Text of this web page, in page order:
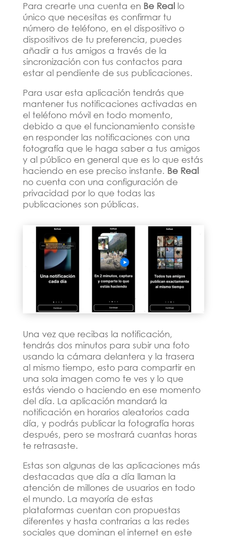
Para crearte una cuenta en Be Reallo
único que necesitas es confirmar tu
número de teléfono, en el dispositivo o
dispositivos de tu preferencia, puedes
añadir a tus amigos a través de la
sincronización con tus contactos para
estar al pendiente de sus publicaciones.
Para usar esta aplicación tendrás que
mantener tus notificaciones activadas en
el teléfono móvil en todo momento,
debido a que el funcionamiento consiste
en responder las notificaciones con una
fotografía que le haga saber a tus amigos
y al público en general que es lo que estás
haciendo en ese preciso instante. Be Real
no cuenta con una configuración de
privacidad por lo que todas las
publicaciones son públicas.
Una vez que recibas la notificación,
tendrás dos minutos para subir una foto
usando la cámara delantera y la trasera
al mismo tiempo, esto para compartir en
una sola imagen como te ves y lo que
estás viendo o haciendo en ese momento
del día. La aplicación mandará la
notificación en horarios aleatorios cada
día, y podrás publicar la fotografía horas
después, pero se mostrará cuantas horas
te retrasaste.
Estas son algunas de las aplicaciones más
destacadas que día a día llaman la
atención de millones de usuarios en todo
el mundo. La mayoría de estas
plataformas cuentan con propuestas
diferentes y hasta contrarias a las redes
sociales que dominan el internet en este